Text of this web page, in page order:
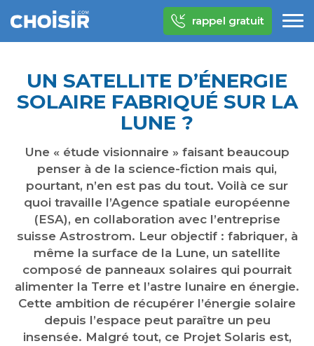
rappel gratuit
UN SATELLITE D’ÉNERGIE
SOLAIRE FABRIQUÉ SUR LA
LUNE ?
Une « étude visionnaire » faisant beaucoup
penser à de la science-fiction mais qui,
pourtant, n’en est pas du tout. Voilà ce sur
quoi travaille l’Agence spatiale européenne
(ESA), en collaboration avec l’entreprise
suisse Astrostrom. Leur objectif : fabriquer, à
même la surface de la Lune, un satellite
composé de panneaux solaires qui pourrait
alimenter la Terre et l’astre lunaire en énergie.
Cette ambition de récupérer l’énergie solaire
depuis l’espace peut paraître un peu
insensée. Malgré tout, ce Projet Solaris est,